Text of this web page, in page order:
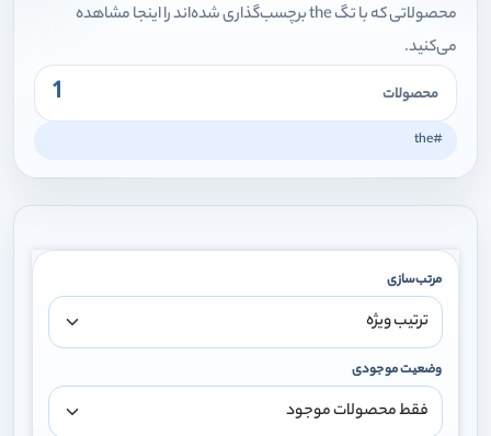
محصولاتی که با تگ the برچسب‌گذاری شده‌اند را اینجا مشاهده
می‌کنید.
محصولات 1
#the
مرتب‌سازی
وضعیت موجودی